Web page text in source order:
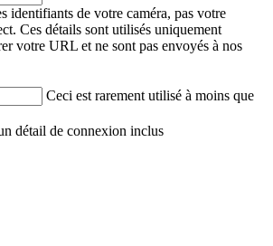
identifiants de votre caméra, pas votre
Ces détails sont utilisés uniquement
votre URL et ne sont pas envoyés à nos
Ceci est rarement utilisé à moins que
détail de connexion inclus